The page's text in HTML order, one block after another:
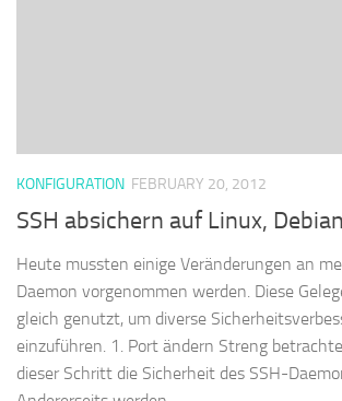
KONFIGURATION FEBRUARY 20, 2012
SSH absichern auf Linux,
Heute mussten einige Veränderungen an
Daemon vorgenommen werden. Diese
gleich genutzt, um diverse
einzuführen. 1. Port ändern Streng
dieser Schritt die Sicherheit des SSH-